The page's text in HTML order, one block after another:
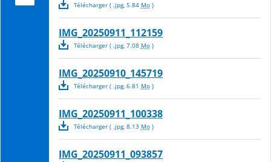
Télécharger( .jpg, 5.84 Mo)
IMG_20250911_112159
Télécharger( .jpg, 7.08 Mo)
IMG_20250910_145719
Télécharger( .jpg, 6.81 Mo)
IMG_20250911_100338
Télécharger( .jpg, 8.13 Mo)
IMG_20250911_093857